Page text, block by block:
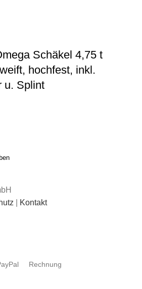
Schäkel 4,75 t
hochfest, inkl.
u. Splint
Kontakt
Rechnung